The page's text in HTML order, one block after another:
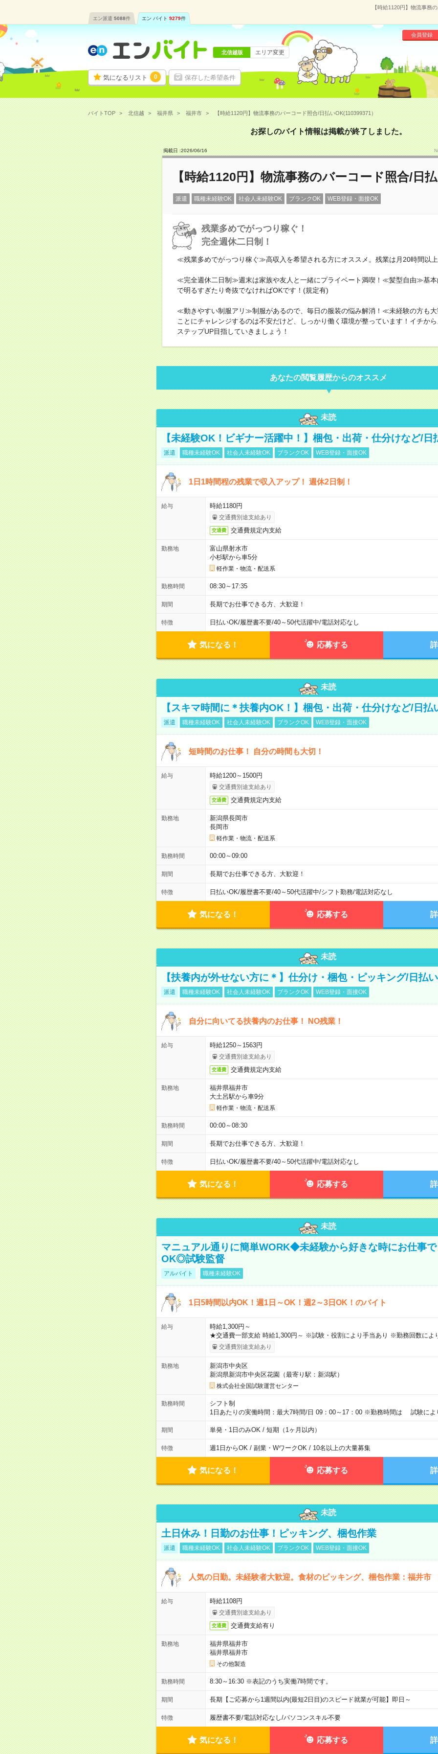
【時給1120円】物流事務
エン派遣 5088件 エン バイト 9279件
気になるリスト 0 保存した希望条件
会員登録
北信越版 エリア変更
バイトTOP 北信越 福井県 福井市 【時給1120円】物流事務のバーコード照合/日払いOK(110399371）
お探しのバイト情報は掲載が終了しました。
掲載日 :2026/06/16
【時給1120円】物流事務のバーコード照合/日
派遣 職種未経験OK 社会人未経験OK ブランクOK WEB登録・面接OK
残業多めでがっつり稼ぐ！
完全週休二日制！
≪残業多めでがっつり稼ぐ≫高収入を希望される方にオススメ。残業は月20時間以
≪完全週休二日制≫週末は家族や友人と一緒にプライベート満喫！≪髪型自由≫基本
で明るすぎたり奇抜でなければOKです！(規定有)
≪動きやすい制服アリ≫制服があるので、毎日の服装の悩み解消！≪未経験の方も
ことにチャレンジするのは不安だけど、しっかり働く環境が整っています！イチか
ステップUP目指していきましょう！
あなたの閲覧履歴からのオススメ
未読
【未経験OK！ビギナー活躍中！】梱包・出荷・仕分けなど/日
派遣 職種未経験OK 社会人未経験OK ブランクOK WEB登録・面接OK
1日1時間程の残業で収入アップ！ 週休2日制！
給与 時給1180円
交通費別途支給あり
交通費 交通費規定内支給
勤務地
富山県射水市
小杉駅から車5分
軽作業・物流・配送系
勤務時間 08:30～17:35
期間 長期でお仕事できる方、大歓迎！
特徴 日払いOK/履歴書不要/40～50代活躍中/電話対応なし
気になる！ 応募する
未読
【スキマ時間に＊扶養内OK！】梱包・出荷・仕分けなど/日払
派遣 職種未経験OK 社会人未経験OK ブランクOK WEB登録・面接OK
短時間のお仕事！ 自分の時間も大切！
給与 時給1200～1500円
交通費別途支給あり
交通費 交通費規定内支給
勤務地
新潟県長岡市
長岡市
軽作業・物流・配送系
勤務時間 00:00～09:00
期間 長期でお仕事できる方、大歓迎！
特徴 日払いOK/履歴書不要/40～50代活躍中/シフト勤務/電話対応なし
気になる！ 応募する
未読
【扶養内が外せない方に＊】仕分け・梱包・ピッキング/日払
派遣 職種未経験OK 社会人未経験OK ブランクOK WEB登録・面接OK
自分に向いてる扶養内のお仕事！ NO残業！
給与 時給1250～1563円
交通費別途支給あり
交通費 交通費規定内支給
勤務地
福井県福井市
大土呂駅から車9分
軽作業・物流・配送系
勤務時間 00:00～08:30
期間 長期でお仕事できる方、大歓迎！
特徴 日払いOK/履歴書不要/40～50代活躍中/電話対応なし
気になる！ 応募する
未読
マニュアル通りに簡単WORK◆未経験から好きな時にお仕事
OK◎試験監督
アルバイト 職種未経験OK
1日5時間以内OK！週1日～OK！週2～3日OK！のバイト
給与
時給1,300円～
★交通費一部支給 時給1,300円～ ※試験・役割により手当あり ※勤務回数によ
交通費別途支給あり
勤務地
新潟市中央区
新潟県新潟市中央区花園（最寄り駅：新潟駅）
株式会社全国試験運営センター
勤務時間
シフト制
1日あたりの実働時間：最大7時間/日 09：00～17：00 ※勤務時間は 試験によ
期間 単発・1日のみOK / 短期（1ヶ月以内）
特徴 週1日からOK / 副業・WワークOK / 10名以上の大量募集
気になる！ 応募する
未読
土日休み！日勤のお仕事！ピッキング、梱包作業
派遣 職種未経験OK 社会人未経験OK ブランクOK WEB登録・面接OK
人気の日勤。未経験者大歓迎。食材のピッキング、梱包作業：福井市
給与 時給1108円
交通費別途支給あり
交通費 交通費支給有り
勤務地
福井県福井市
福井県福井市
その他製造
勤務時間 8:30～16:30 ※表記のうち実働7時間です。
期間 長期【ご応募から1週間以内(最短2日目)のスピード就業が可能】即日～
特徴 履歴書不要/電話対応なし/パソコンスキル不要
気になる！ 応募する